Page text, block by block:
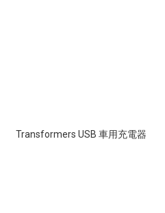
Transformers USB 車用充電器